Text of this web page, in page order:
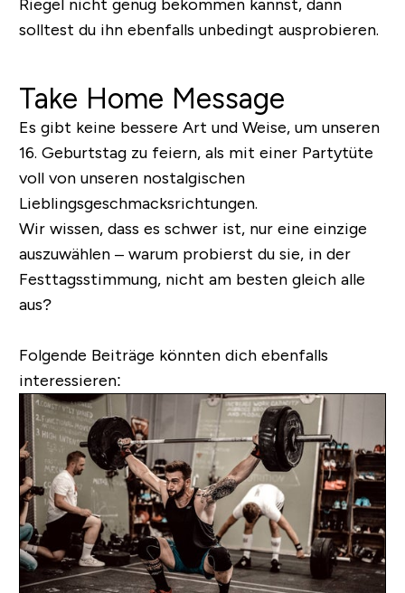
Riegel nicht genug bekommen kannst, dann
solltest du ihn ebenfalls unbedingt ausprobieren.
Take Home Message
Es gibt keine bessere Art und Weise, um unseren
16. Geburtstag zu feiern, als mit einer Partytüte
voll von unseren nostalgischen
Lieblingsgeschmacksrichtungen.
Wir wissen, dass es schwer ist, nur eine einzige
auszuwählen – warum probierst du sie, in der
Festtagsstimmung, nicht am besten gleich alle
aus?
Folgende Beiträge könnten dich ebenfalls
interessieren: